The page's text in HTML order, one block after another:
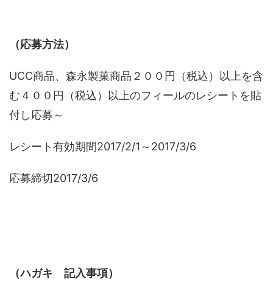
（応募方法）
UCC商品、森永製菓商品２００円（税込）以上を含
む４００円（税込）以上のフィールのレシートを貼
付し応募～
レシート有効期間2017/2/1～2017/3/6
応募締切2017/3/6
（ハガキ 記入事項）